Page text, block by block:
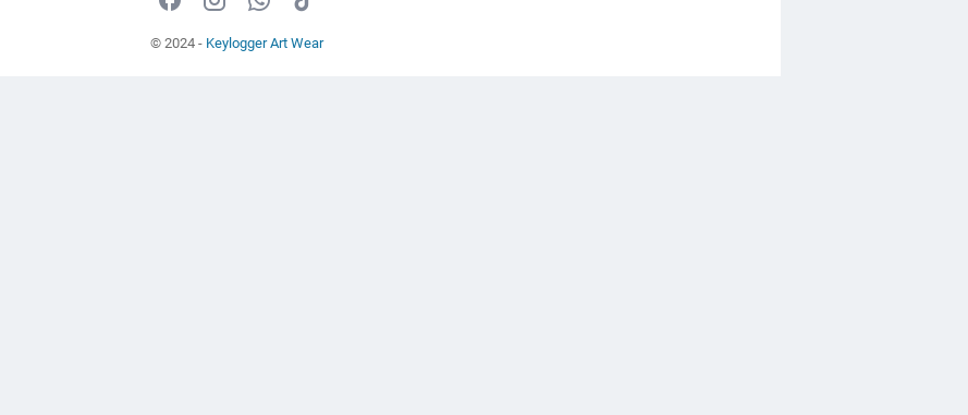
© 2024 - Keylogger Art Wear